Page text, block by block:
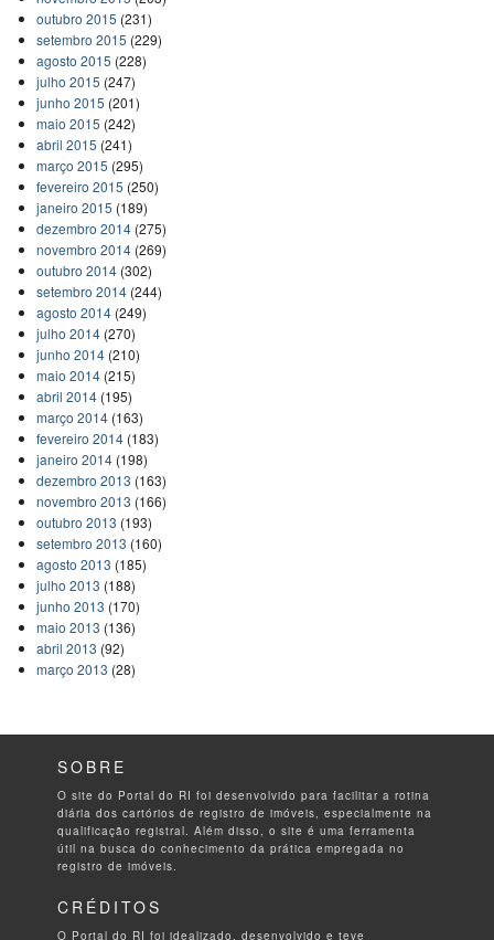
outubro 2015 (231)
setembro 2015 (229)
agosto 2015 (228)
julho 2015 (247)
junho 2015 (201)
maio 2015 (242)
abril 2015 (241)
março 2015 (295)
fevereiro 2015 (250)
janeiro 2015 (189)
dezembro 2014(275)
novembro 2014(269)
outubro 2014(302)
setembro 2014(244)
agosto 2014(249)
julho 2014(270)
junho 2014(210)
maio 2014(215)
abril 2014(195)
março 2014(163)
fevereiro 2014(183)
janeiro 2014(198)
dezembro 2013 (163)
novembro 2013 (166)
outubro 2013 (193)
setembro 2013 (160)
agosto 2013 (185)
julho 2013 (188)
junho 2013 (170)
maio 2013 (136)
abril 2013 (92)
março 2013 (28)
SOBRE
O site do Portal do RI foi desenvolvido para facilitar a rotina
diária dos cartórios de registro de imóveis, especialmente na
qualificação registral. Além disso, o site é uma ferramenta
útil na busca do conhecimento da prática empregada no
registro de imóveis.
CRÉDITOS
O Portal do RI foi idealizado, desenvolvido e teve